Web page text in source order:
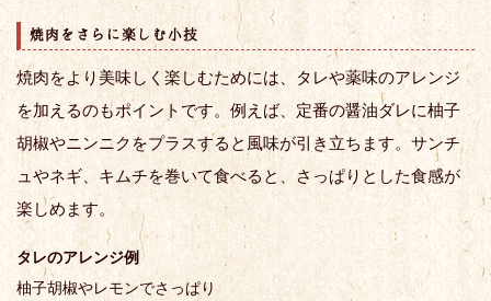
焼肉をさらに楽しむ小技
焼肉をより美味しく楽しむためには、タレや薬味のアレンジ
を加えるのもポイントです。例えば、定番の醤油ダレに柚子
胡椒やニンニクをプラスすると風味が引き立ちます。サンチ
ュやネギ、キムチを巻いて食べると、さっぱりとした食感が
楽しめます。
タレのアレンジ例
柚子胡椒やレモンでさっぱり